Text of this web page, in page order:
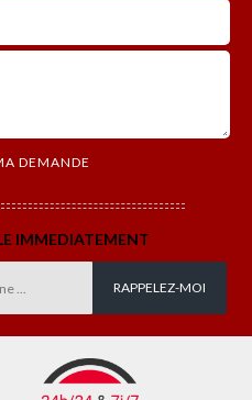
IMMEDIATEMENT